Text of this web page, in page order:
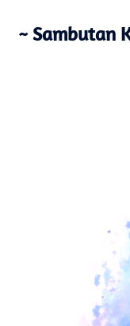
~ Sambutan